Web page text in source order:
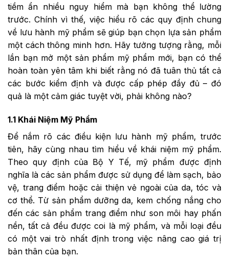
tiềm ẩn nhiều nguy hiểm mà bạn không thể lường
trước. Chính vì thế, việc hiểu rõ các quy định chung
về lưu hành mỹ phẩm sẽ giúp bạn chọn lựa sản phẩm
một cách thông minh hơn. Hãy tưởng tượng rằng, mỗi
lần bạn mở một sản phẩm mỹ phẩm mới, bạn có thể
hoàn toàn yên tâm khi biết rằng nó đã tuân thủ tất cả
các bước kiểm định và được cấp phép đầy đủ – đó
quả là một cảm giác tuyệt vời, phải không nào?
1.1 Khái Niệm Mỹ Phẩm
Để nắm rõ các điều kiện lưu hành mỹ phẩm, trước
tiên, hãy cùng nhau tìm hiểu về khái niệm mỹ phẩm.
Theo quy định của Bộ Y Tế, mỹ phẩm được định
nghĩa là các sản phẩm được sử dụng để làm sạch, bảo
vệ, trang điểm hoặc cải thiện vẻ ngoài của da, tóc và
cơ thể. Từ sản phẩm dưỡng da, kem chống nắng cho
đến các sản phẩm trang điểm như son môi hay phấn
nền, tất cả đều được coi là mỹ phẩm, và mỗi loại đều
có một vai trò nhất định trong việc nâng cao giá trị
bản thân của bạn.